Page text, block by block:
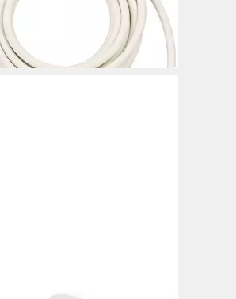
€
bei dir